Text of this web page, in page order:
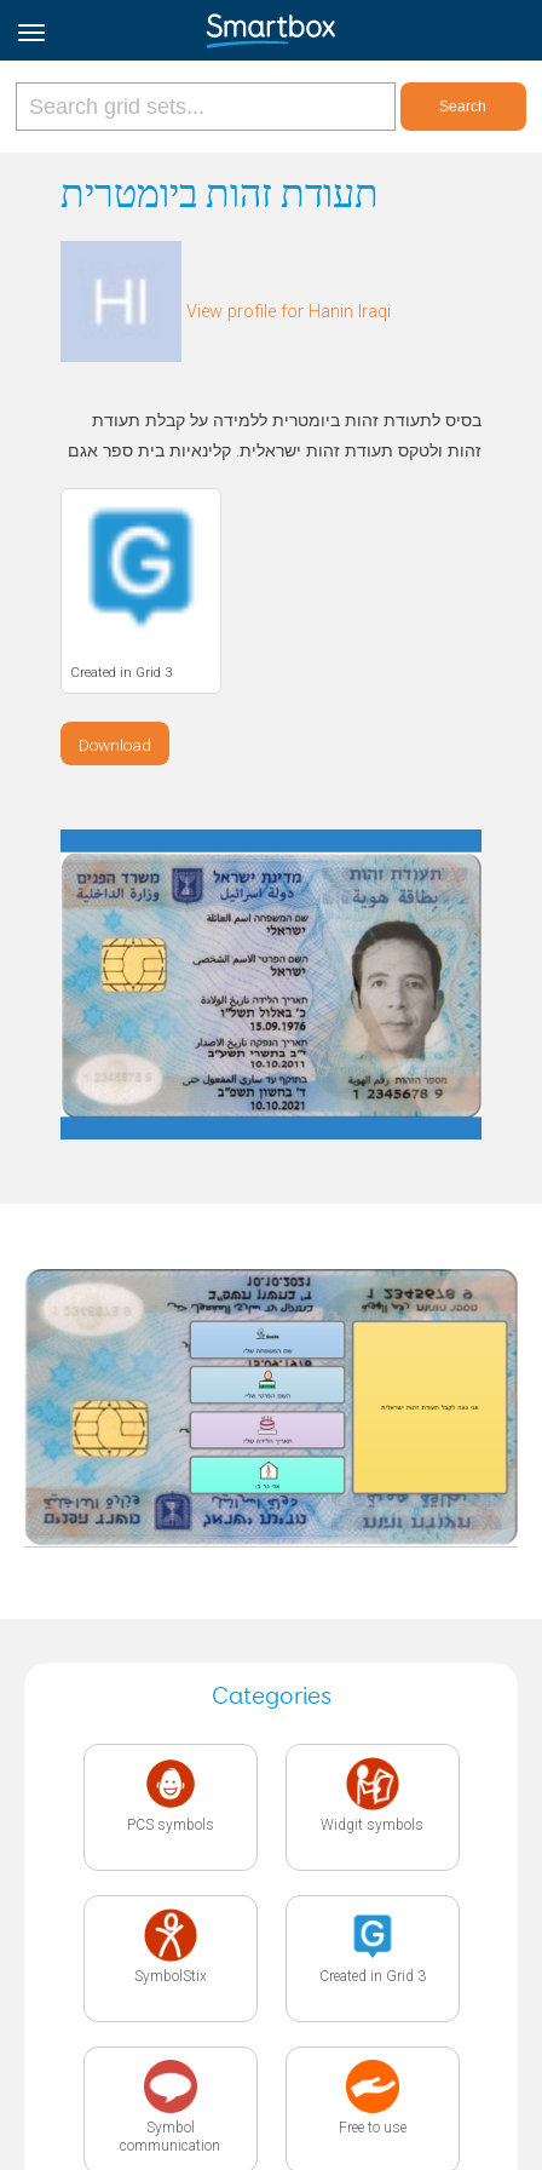
Online Grids
Sign up
תעודת זהות ביומטרית
View profile for Hanin Iraqi
בסיס לתעודת זהות ביומטרית ללמידה על קבלת תעודת
זהות ולטקס תעודת זהות ישראלית. קלינאיות בית ספר אגם
Created in Grid 3
Download
Categories
PCS symbols Widgit symbols
SymbolStix Created in Grid 3
Symbol
communication
Free to use